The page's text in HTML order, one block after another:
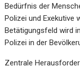
Bedürfnis der
Polizei und Exekutive
Betätigungsfeld wird
Polizei in der
Zentrale